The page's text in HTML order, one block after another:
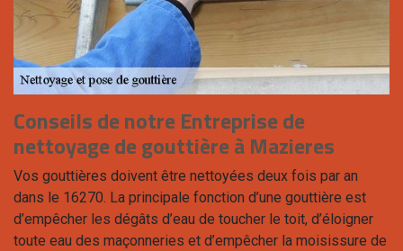
Conseils de notre Entreprise de
nettoyage de gouttière à Mazieres
Vos gouttières doivent être nettoyées deux fois par an
dans le 16270. La principale fonction d’une gouttière est
d’empêcher les dégâts d’eau de toucher le toit, d’éloigner
toute eau des maçonneries et d’empêcher la moisissure de